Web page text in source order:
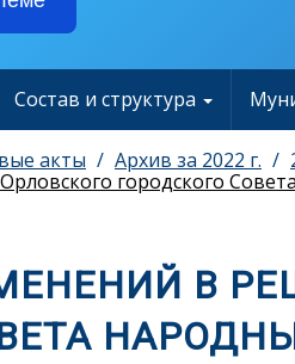
Состав и структура
акты Архив за 2022 г.
городского
В